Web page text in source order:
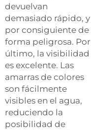
devuelvan
demasiado rápido, y
por consiguiente de
forma peligrosa. Por
último, la visibilidad
es excelente. Las
amarras de colores
son fácilmente
visibles en el agua,
reduciendo la
posibilidad de